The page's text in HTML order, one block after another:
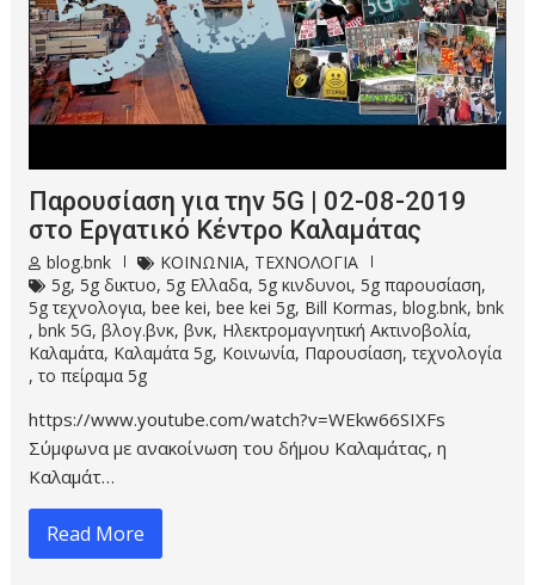
Παρουσίαση για την 5G | 02-08-2019
στο Εργατικό Κέντρο Καλαμάτας
blog.bnk ΚΟΙΝΩΝΙΑ, ΤΕΧΝΟΛΟΓΙΑ
5g,5g δικτυο,5g Ελλαδα,5g κινδυνοι,5g παρουσίαση,
5g τεχνολογια,bee kei,bee kei 5g, Bill Kormas,blog.bnk,bnk
,bnk 5G,βλογ.βνκ,βνκ, Ηλεκτρομαγνητική Ακτινοβολία,
Καλαμάτα, Καλαμάτα 5g, Κοινωνία, Παρουσίαση,τεχνολογία
,το πείραμα 5g
https://www.youtube.com/watch?v=WEkw66SIXFs
Σύμφωνα με ανακοίνωση του δήμου Καλαμάτας, η
Καλαμάτ…
Read More